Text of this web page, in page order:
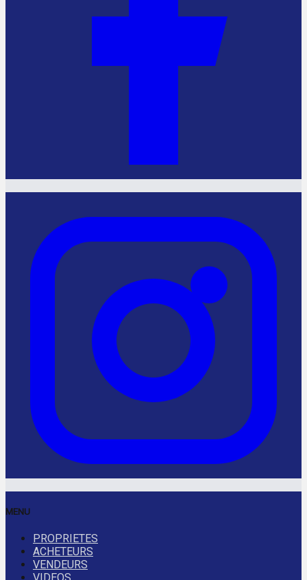
MENU
PROPRIETES
ACHETEURS
VENDEURS